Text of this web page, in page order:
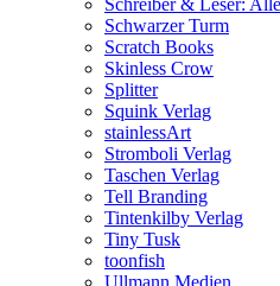
Schreiber & Leser:
Schwarzer Turm
Scratch Books
Skinless Crow
Splitter
Squink Verlag
stainlessArt
Stromboli Verlag
Taschen Verlag
Tell Branding
Tintenkilby Verlag
Tiny Tusk
toonfish
Ullmann Medien